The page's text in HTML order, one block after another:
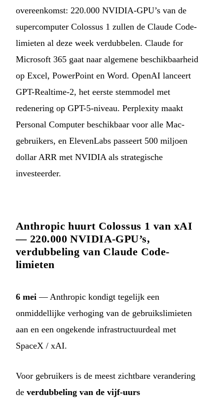
overeenkomst: 220.000 NVIDIA-GPU’s van de
supercomputer Colossus 1 zullen de Claude Code-
limieten al deze week verdubbelen. Claude for
Microsoft 365 gaat naar algemene beschikbaarheid
op Excel, PowerPoint en Word. OpenAI lanceert
GPT-Realtime-2, het eerste stemmodel met
redenering op GPT-5-niveau. Perplexity maakt
Personal Computer beschikbaar voor alle Mac-
gebruikers, en ElevenLabs passeert 500 miljoen
dollar ARR met NVIDIA als strategische
investeerder.
Anthropic huurt Colossus 1 van xAI
— 220.000 NVIDIA-GPU’s,
verdubbeling van Claude Code-
limieten
6 mei — Anthropic kondigt tegelijk een
onmiddellijke verhoging van de gebruikslimieten
aan en een ongekende infrastructuurdeal met
SpaceX / xAI.
Voor gebruikers is de meest zichtbare verandering
de verdubbeling van de vijf-uurs